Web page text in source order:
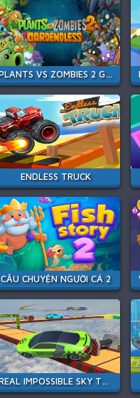
PLANTS VS ZOMBIES 2 GARDENDLESS
ENDLESS TRUCK
CÂU CHUYỆN NGƯỜI CÁ 2
REAL IMPOSSIBLE SKY TRACKS CAR DRIVING